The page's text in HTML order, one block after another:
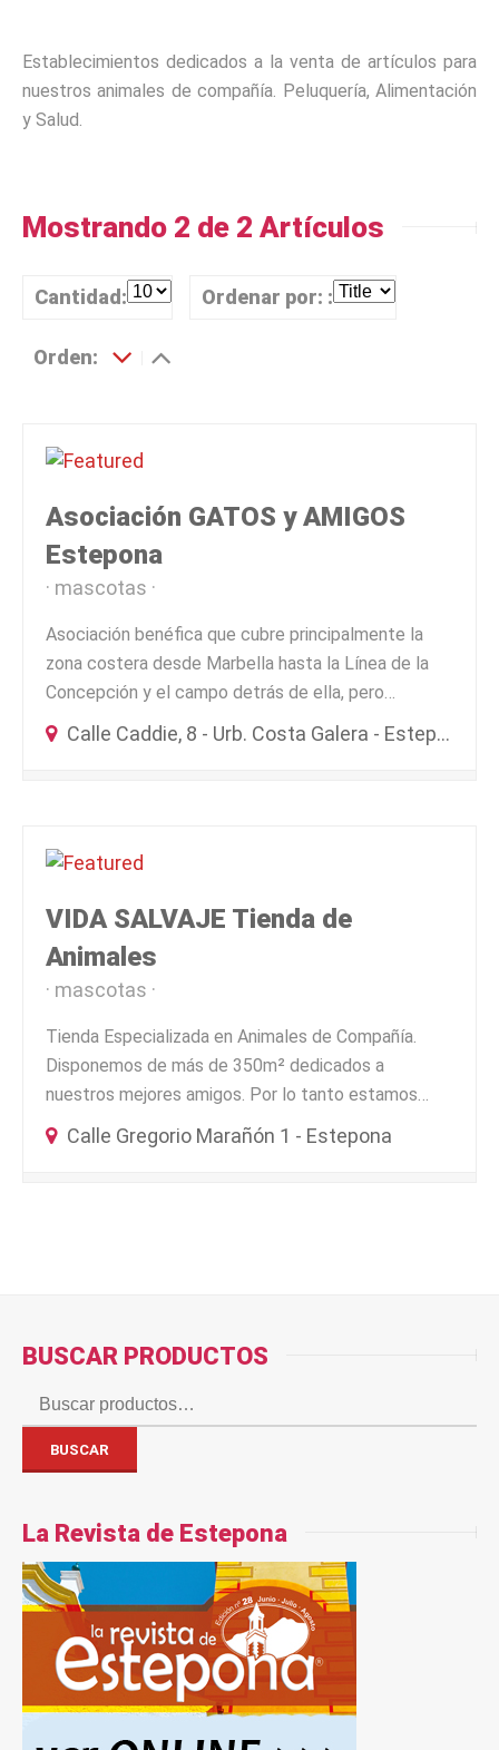
Establecimientos dedicados a la venta de artículos para
nuestros animales de compañía. Peluquería, Alimentación
y Salud.
Mostrando 2 de 2 Artículos
Cantidad: Ordenar por: :
Orden:
Asociación GATOS y AMIGOS
Estepona
mascotas
Asociación benéfica que cubre principalmente la
zona costera desde Marbella hasta la Línea de la
Concepción y el campo detrás de ella, pero…
Calle Caddie, 8 - Urb. Costa Galera - Estepona
VIDA SALVAJE Tienda de
Animales
mascotas
Tienda Especializada en Animales de Compañía.
Disponemos de más de 350m² dedicados a
nuestros mejores amigos. Por lo tanto estamos…
Calle Gregorio Marañón 1 - Estepona
BUSCAR PRODUCTOS
Buscar
por:
BUSCAR
La Revista de Estepona